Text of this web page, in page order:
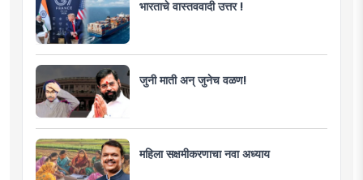
भारताचे वास्तववादी उत्तर !
जुनी माती अन् जुनेच वळण!
महिला सक्षमीकरणाचा नवा अध्याय